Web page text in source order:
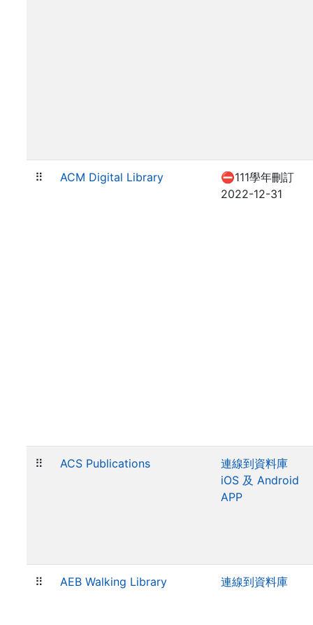
⠿ ACM Digital Library
⛔111學年刪訂
2022-12-31
⠿ ACS Publications
連線到資料庫
iOS 及 Android
APP
⠿ AEB Walking Library 連線到資料庫